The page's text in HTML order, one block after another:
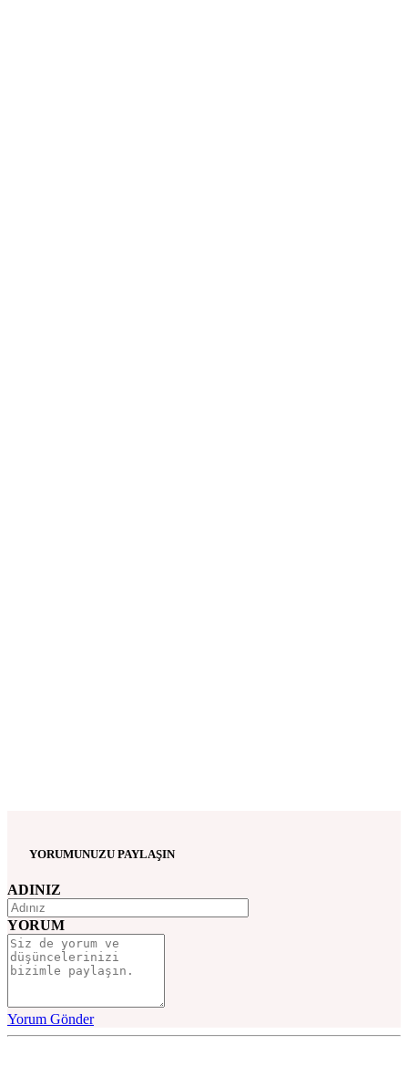
YORUMUNUZU PAYLAŞIN
ADINIZ
YORUM
Yorum Gönder